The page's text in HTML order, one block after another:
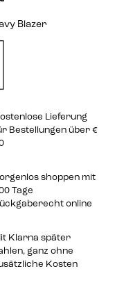
Blazer
Lieferung
Bestellungen über €
shoppen mit
Tage
online
Klarna später
ganz ohne
Kosten